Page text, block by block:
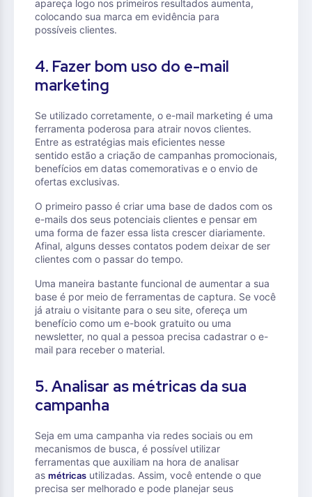
apareça logo nos primeiros resultados aumenta,
colocando sua marca em evidência para
possíveis clientes.
4. Fazer bom uso do e-mail
marketing
Se utilizado corretamente, o e-mail marketing é uma
ferramenta poderosa para atrair novos clientes.
Entre as estratégias mais eficientes nesse
sentido estão a criação de campanhas promocionais,
benefícios em datas comemorativas e o envio de
ofertas exclusivas.
O primeiro passo é criar uma base de dados com os
e-mails dos seus potenciais clientes e pensar em
uma forma de fazer essa lista crescer diariamente.
Afinal, alguns desses contatos podem deixar de ser
clientes com o passar do tempo.
Uma maneira bastante funcional de aumentar a sua
base é por meio de ferramentas de captura. Se você
já atraiu o visitante para o seu site, ofereça um
benefício como um e-book gratuito ou uma
newsletter, no qual a pessoa precisa cadastrar o e-
mail para receber o material.
5. Analisar as métricas da sua
campanha
Seja em uma campanha via redes sociais ou em
mecanismos de busca, é possível utilizar
ferramentas que auxiliam na hora de analisar
as métricas utilizadas. Assim, você entende o que
precisa ser melhorado e pode planejar seus